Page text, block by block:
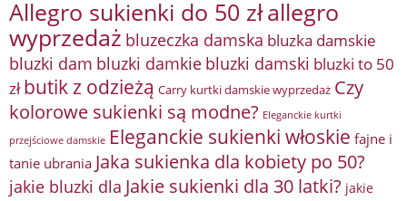
Allegro sukienki do 50 złallegro
wyprzedaż bluzeczka damska bluzka damskie
bluzki dam bluzki damkie bluzki damski bluzki to 50
zł butik z odzieżą Carry kurtki damskie wyprzedaż Czy
kolorowe sukienki są modne? Eleganckie kurtki
przejściowe damskie Eleganckie sukienki włoskie fajne i
tanie ubrania Jaka sukienka dla kobiety po 50?
jakie bluzki dla Jakie sukienki dla 30 latki? jakie